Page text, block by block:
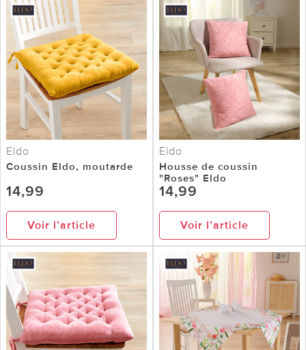
Eldo
Coussin Eldo, moutarde
14,99
Voir l’article
Eldo
Housse de coussin
"Roses" Eldo
14,99
Voir l’article